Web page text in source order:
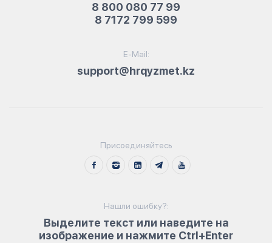
8 800 080 77 99
8 7172 799 599
E-Mail:
support@hrqyzmet.kz
Присоединяйтесь
Нашли ошибку?:
Выделите текст или наведите на
изображение и нажмите Ctrl+Enter